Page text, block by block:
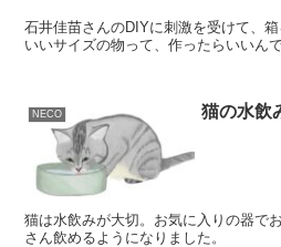
石井佳苗さんのDIYに刺激を受けて、
いいサイズの物って、作ったらいいんで
NECO 猫の水飲
猫は水飲みが大切。お気に入りの器で
さん飲めるようになりました。